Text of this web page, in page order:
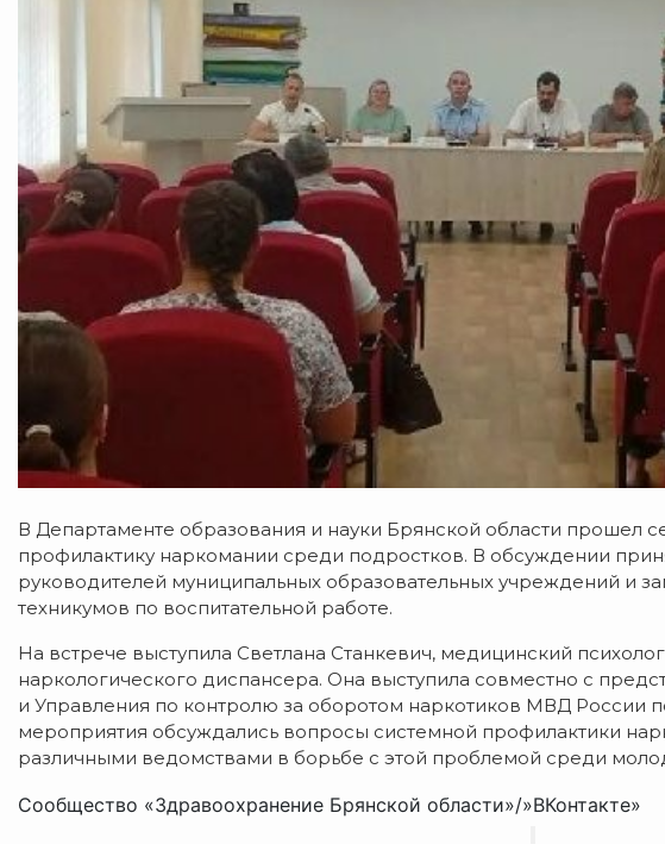
В Департаменте образования и науки Брянской области прошел
профилактику наркомании среди подростков. В обсуждении
руководителей муниципальных образовательных учреждений и
техникумов по воспитательной работе.
На встрече выступила Светлана Станкевич, медицинский
наркологического диспансера. Она выступила совместно с
и Управления по контролю за оборотом наркотиков МВД России
мероприятия обсуждались вопросы системной профилактики
различными ведомствами в борьбе с этой проблемой среди
Сообщество «Здравоохранение Брянской области»/»ВКонтакте»